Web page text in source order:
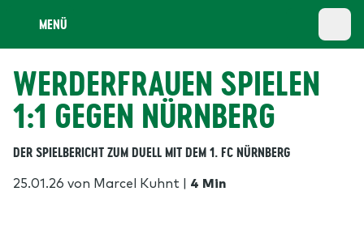
MENÜ
WERDERFRAUEN SPIELEN
1:1 GEGEN NÜRNBERG
DER SPIELBERICHT ZUM DUELL MIT DEM 1. FC NÜRNBERG
25.01.26 von Marcel Kuhnt | 4 Min